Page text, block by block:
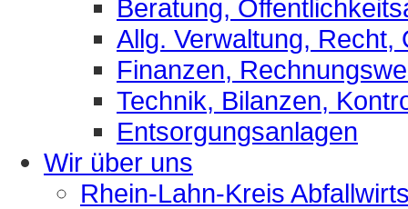
Beratung,
Allg. Verwaltung, Recht,
Finanzen,
Technik, Bilanzen,
Entsorgungsanlagen
Wir über uns
Rhein-Lahn-Kreis